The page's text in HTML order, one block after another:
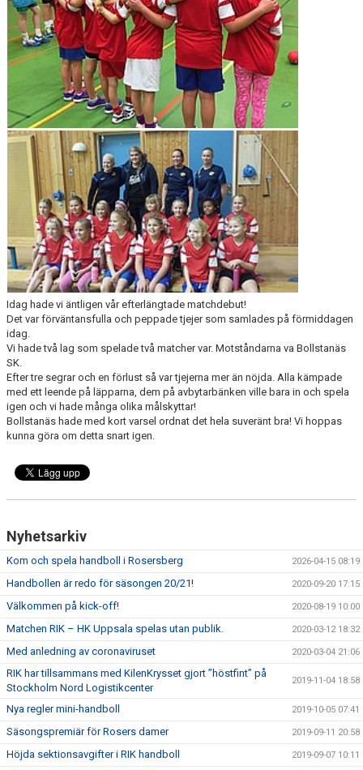
MATCHVÄRD
Idag hade vi äntligen vår efterlängtade matchdebut!
Det var förväntansfulla och peppade tjejer som samlades på förmiddagen
idag.
Vi hade två lag som spelade två matcher var. Motståndarna va Bollstanäs
SK.
Efter tre segrar och en förlust så var tjejerna mer än nöjda. Alla kämpade
med ett leende på läpparna, dem på avbytarbänken ville bara in och spela
igen och vi hade många olika målskyttar!
Bollstanäs hade med kort varsel ordnat det hela suveränt bra! Vi hoppas
kunna göra om detta snart igen.
Nyhetsarkiv
Kom och spela handboll i Rosersberg 2026-04-15 08:19
Handbollen är redo för säsongen 20/21! 2020-09-20 17:15
Välkommen på kick-off! 2020-08-19 10:00
Matchen RIK – HK Uppsala spelas utan publik. 2020-03-12 18:32
Med anledning av coronaviruset 2020-03-04 21:06
RIK har tillsammans med KilenKrysset gjort ”höstfint” på
Stockholm Nord Logistikcenter
2019-11-04 18:58
Nya regler mini-handboll 2019-10-05 07:41
Säsongspremiär för Rosers damer 2019-09-11 20:58
Höjda sektionsavgifter i RIK handboll 2019-09-07 10:11